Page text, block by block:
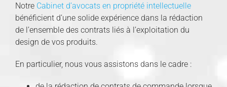
Notre Cabinet d’avocats en propriété intellectuelle
bénéficient d’une solide expérience dans la rédaction
de l’ensemble des contrats liés à l’exploitation du
design de vos produits.
En particulier, nous vous assistons dans le cadre :